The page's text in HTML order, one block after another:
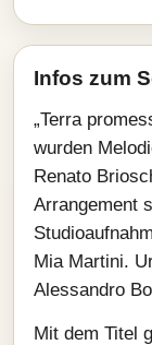
Infos zum
„Terra
wurden
Renato
Arrangement
Mia Martini.
Alessandro
Mit dem Titel